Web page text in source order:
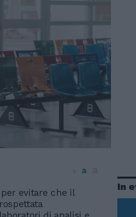
a
evitare che il
In